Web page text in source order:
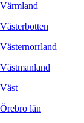
Värmland
Västerbotten
Västernorrland
Västmanland
Väst
Örebro län